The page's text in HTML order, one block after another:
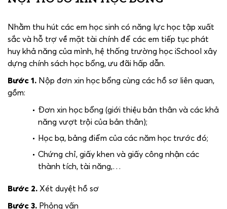
Nhằm thu hút các em học sinh có năng lực học tập xuất
sắc và hỗ trợ về mặt tài chính để các em tiếp tục phát
huy khả năng của mình, hệ thống trường học iSchool xây
dựng chính sách học bổng, ưu đãi hấp dẫn.
Bước 1. Nộp đơn xin học bổng cùng các hồ sơ liên quan,
gồm:
Đơn xin học bổng (giới thiệu bản thân và các khả
năng vượt trội của bản thân);
Học bạ, bảng điểm của các năm học trước đó;
Chứng chỉ, giấy khen và giấy công nhận các
thành tích, tài năng,…
Bước 2. Xét duyệt hồ sơ
Bước 3. Phỏng vấn